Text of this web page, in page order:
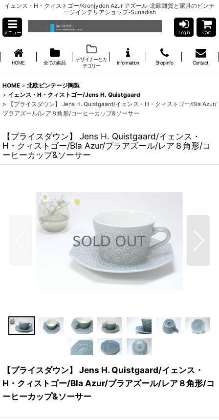
イェンス・H・クィストゴー/Kronjyden Azur アズール-北欧雑貨と家具のビンテ
ージインテリアショップ-Sunadish
メニュー Log in Cart
HOME 全ての商品
デザイナーとカ
テゴリー
Information Shop info Contact
HOME > 北欧ビンテージ陶製
> イェンス・H・クィストゴー/Jens H. Quistgaard
>
【プライスダウン】 Jens H. Quistgaard/イェンス・H・クィストゴー/Bla Azur/
ブラアズール/レア８角形/コーヒーカップ&ソーサー
【プライスダウン】 Jens H. Quistgaard/イェンス・
H・クィストゴー/Bla Azur/ブラアズール/レア８角形/コ
ーヒーカップ&ソーサー
【プライスダウン】 Jens H. Quistgaard/イェンス・
H・クィストゴー/Bla Azur/ブラアズール/レア８角形/コ
ーヒーカップ&ソーサー